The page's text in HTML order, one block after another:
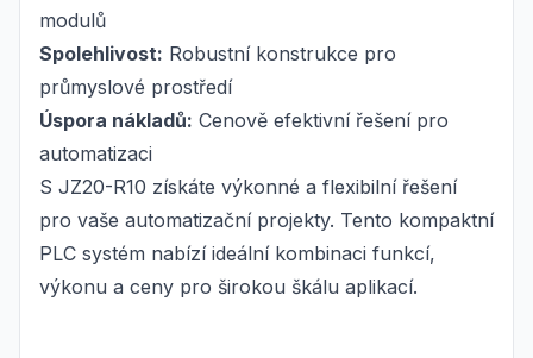
modulů
Spolehlivost: Robustní konstrukce pro
průmyslové prostředí
Úspora nákladů: Cenově efektivní řešení pro
automatizaci
S JZ20-R10 získáte výkonné a flexibilní řešení
pro vaše automatizační projekty. Tento kompaktní
PLC systém nabízí ideální kombinaci funkcí,
výkonu a ceny pro širokou škálu aplikací.